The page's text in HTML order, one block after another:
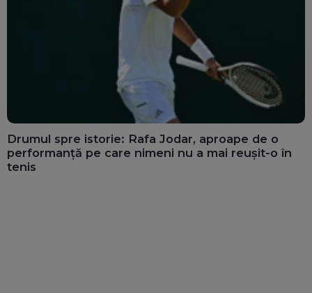
Drumul spre istorie: Rafa Jodar, aproape de o
performanță pe care nimeni nu a mai reușit-o în
tenis